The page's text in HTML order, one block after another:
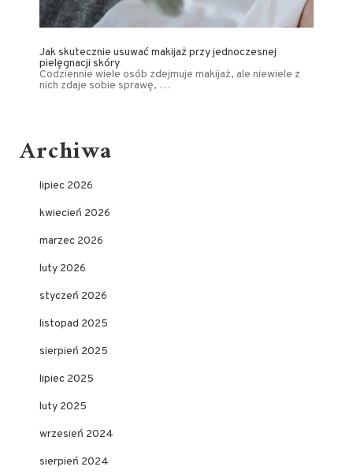
Jak skutecznie usuwać makijaż przy jednoczesnej
pielęgnacji skóry
Codziennie wiele osób zdejmuje makijaż, ale niewiele z
nich zdaje sobie sprawę, …
Archiwa
lipiec 2026
kwiecień 2026
marzec 2026
luty 2026
styczeń 2026
listopad 2025
sierpień 2025
lipiec 2025
luty 2025
wrzesień 2024
sierpień 2024